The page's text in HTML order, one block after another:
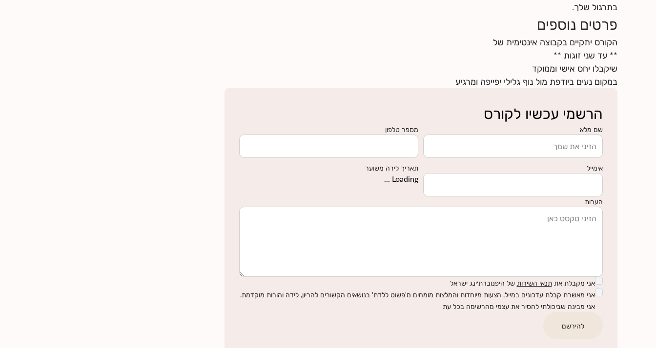
בתרגול שלך.
פרטים נוספים
במקום נעים ביודפת מול נוף גלילי יפייפה ומרגיע
הרשמי עכשיו לקורס
שם מלא מספר טלפון
אימייל תאריך לידה משוער
Loading ...
הערות
אני מקבלת אתתנאי השירות של היפנוברת׳ינג ישראל
אני מאשרת קבלת עדכונים במייל, הצעות מיוחדות והמלצות מומחים מ'פשוט ללדת' בנושאים הקשורים להריון, לידה והורות מוקדמת.
אני מבינה שביכולתי להסיר את עצמי מהרשימה בכל עת
להירשם